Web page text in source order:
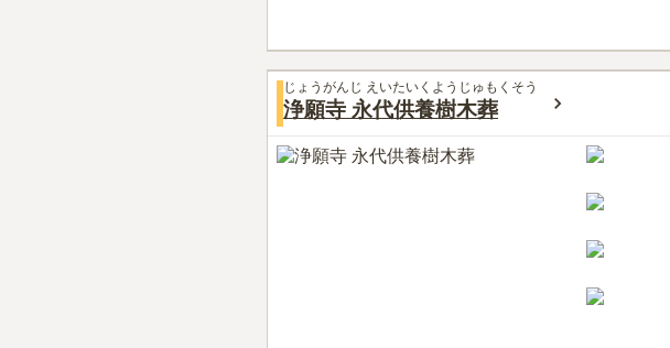
じょうがんじ えいたいくようじゅもくそう
浄願寺 永代供養樹木葬